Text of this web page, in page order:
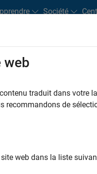
Société
Étudiants et carrières
Programme destiné aux nouvelles carrières (EDG)
web
traduit dans votre
recommandons de
web dans la liste